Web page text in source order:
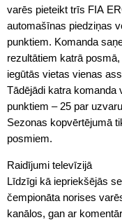
varēs pieteikt trīs FIA
automašīnas piedziņas
punktiem. Komanda
rezultātiem katrā
iegūtās vietas vienas
Tādējādi katra
punktiem – 25 par
Sezonas kopvērtējumā
posmiem.
Raidījumi televīzijā
Līdzīgi kā iepriekšējās
čempionāta norises
kanālos, gan ar